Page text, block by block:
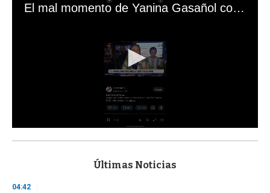
El mal momento de Yanina Gasañol con un hincha argentino en "Subrayado"
s
d
Últimas Noticias
04:42